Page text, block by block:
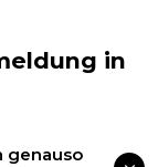
in
genauso